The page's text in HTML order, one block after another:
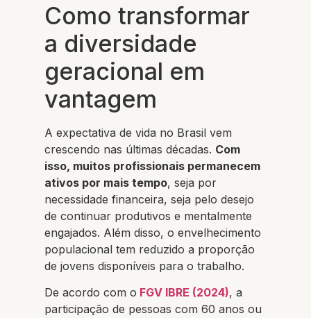
Como transformar
a diversidade
geracional em
vantagem
A expectativa de vida no Brasil vem
crescendo nas últimas décadas. Com
isso, muitos profissionais permanecem
ativos por mais tempo, seja por
necessidade financeira, seja pelo desejo
de continuar produtivos e mentalmente
engajados. Além disso, o envelhecimento
populacional tem reduzido a proporção
de jovens disponíveis para o trabalho.
De acordo com o FGV IBRE (2024), a
participação de pessoas com 60 anos ou